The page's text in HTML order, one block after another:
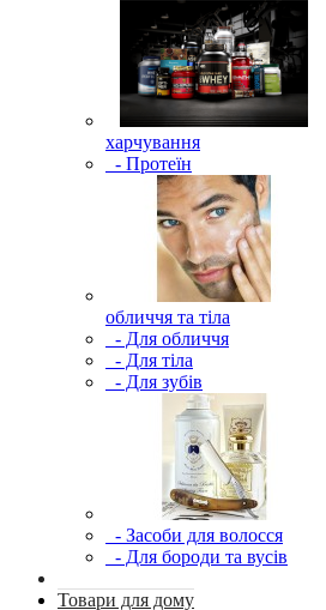
харчування
- Протеїн
обличчя та тіла
- Для обличчя
- Для тіла
- Для зубів
- Засоби для волосся
- Для бороди та вусів
Товари для дому